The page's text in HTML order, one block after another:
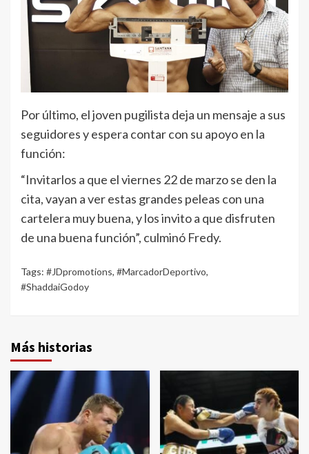
Por último, el joven pugilista deja un mensaje a sus
seguidores y espera contar con su apoyo en la
función:
“Invitarlos a que el viernes 22 de marzo se den la
cita, vayan a ver estas grandes peleas con una
cartelera muy buena, y los invito a que disfruten
de una buena función”, culminó Fredy.
Tags: #JDpromotions, #MarcadorDeportivo,
#ShaddaiGodoy
Más historias